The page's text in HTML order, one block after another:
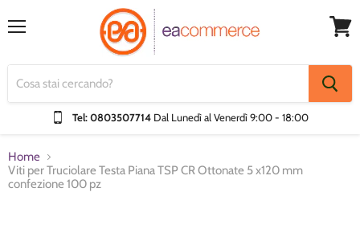
Tel: 0803507714 Dal Lunedì al Venerdì9:00 - 18:00
Home
Viti per Truciolare Testa Piana TSP CR Ottonate 5 x120 mm
confezione 100 pz